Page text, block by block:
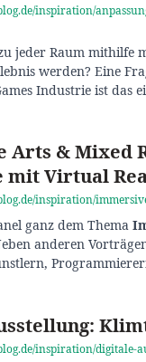
inspiration/
jeder Raum mithilfe
werden? Eine
Industrie ist das
Arts & Mixed
mit Virtual
inspiration/
ganz dem Thema
anderen
inspiration/digitale-